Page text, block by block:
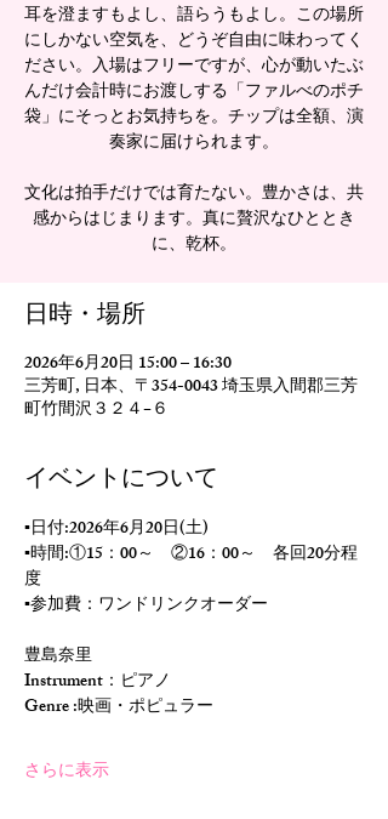
耳を澄ますもよし、語らうもよし。この場所
にしかない空気を、どうぞ自由に味わってく
ださい。入場はフリーですが、心が動いたぶ
んだけ会計時にお渡しする「ファルべのポチ
袋」にそっとお気持ちを。チップは全額、演
奏家に届けられます。
文化は拍手だけでは育たない。豊かさは、共
感からはじまります。真に贅沢なひととき
に、乾杯。
日時・場所
2026年6月20日 15:00 – 16:30
三芳町, 日本、〒354-0043 埼玉県入間郡三芳
町竹間沢３２４−６
イベントについて
▪️日付:2026年6月20日(土)
▪️時間:①15：00～　②16：00～　各回20分程
度
▪️参加費：ワンドリンクオーダー
豊島奈里
Instrument：ピアノ
Genre :映画・ポピュラー
さらに表示